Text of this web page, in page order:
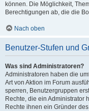
können. Die Möglichkeit,
Berechtigungen ab, die die
Nach oben
Benutzer-Stufen und
Was sind Administratoren?
Administratoren haben die
Art von Aktion im Forum
sperren, Benutzergruppen
Rechte, die ein Administrator
Rechte ihnen ein Gründer